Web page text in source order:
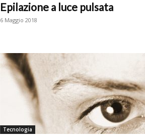
Epilazione a luce pulsata
6 Maggio 2018
Tecnologia